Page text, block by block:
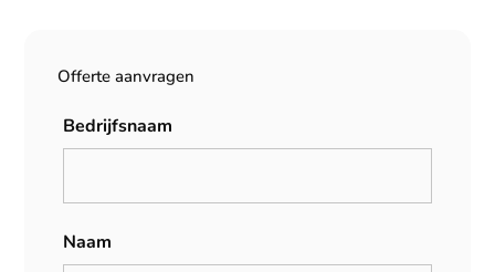
Offerte aanvragen
Bedrijfsnaam
Naam